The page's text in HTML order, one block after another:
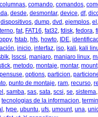
columnas, comando, comandos,
, desde, desmontar, device, df,
dispositivos, dump, dvd , ejemplos, el ,
, fat, FAT16, fat32, fdisk, fedora,
, fstab, hfs, howto, IDE,
, inicio, interfaz, iso, kali, kali
, lsscsi, manjaro, manjaro linux,
, metodo, montaje, montar, mount
, options, particion,
, punto de montaje, ram, recurso,
, samba, sas, sata, scsi, se, sistema,
tecnologias de la informacion,
, type, ubuntu, ufs, umount, una,